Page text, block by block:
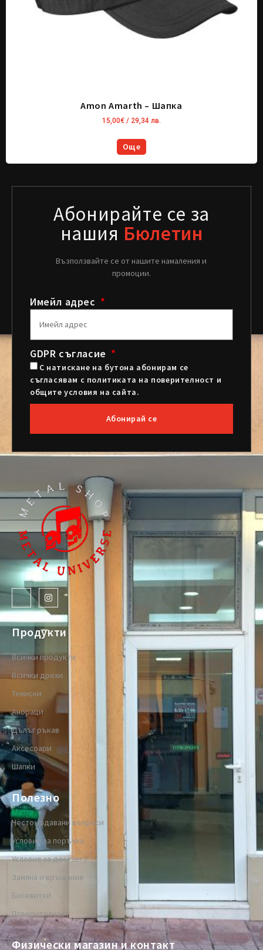
Amon Amarth – Шапка
15,00€ / 29,34 лв.
Още
Абонирайте се за
нашия Бюлетин
Възползвайте се от нашите намаления и
промоции.
Имейл адрес
GDPR съгласие
С натискане на бутона абонирам се
съгласявам с политиката на поверителност и
общите условия на сайта.
Абонирай се
Продукти
Всички продукти
Всички дрехи
Тениски
Анораци
Дълъг ръкав
Аксесоари
Шапки
Полезно
Често задавани въпроси
Условия за поръчка
Условия за доставка
Замяна и връщания
Бисквитки
Поверителност
Физически магазин и контакт